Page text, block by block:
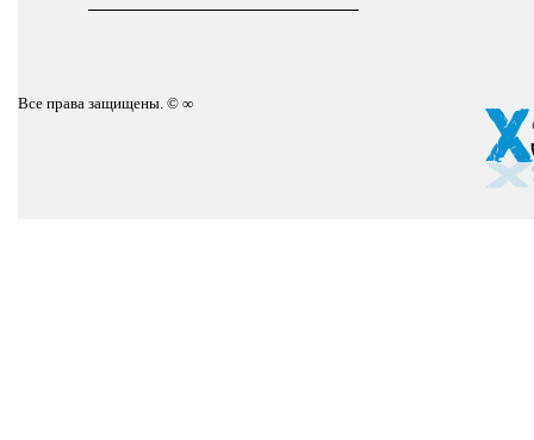
Все права защищены. © ∞